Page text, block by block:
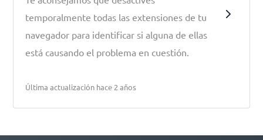
temporalmente todas las extensiones de tu
navegador para identificar si alguna de ellas
está causando el problema en cuestión.
Última actualización hace 2 años